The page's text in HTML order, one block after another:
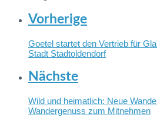
Vorherige
Goetel startet den Vertrieb für
Stadt Stadtoldendorf
Nächste
Wild und heimatlich: Neue
Wandergenuss zum Mitnehmen